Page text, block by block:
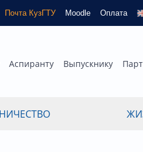
Почта КузГТУ Moodle Оплата
Аспиранту Выпускнику